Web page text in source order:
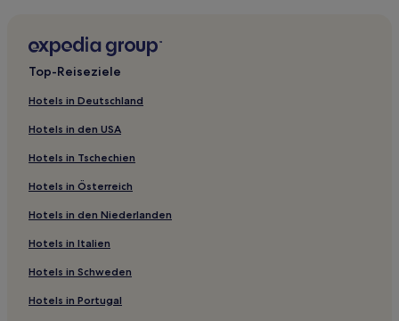
Top-Reiseziele
Hotels in Deutschland
Hotels in den USA
Hotels in Tschechien
Hotels in Österreich
Hotels in den Niederlanden
Hotels in Italien
Hotels in Schweden
Hotels in Portugal